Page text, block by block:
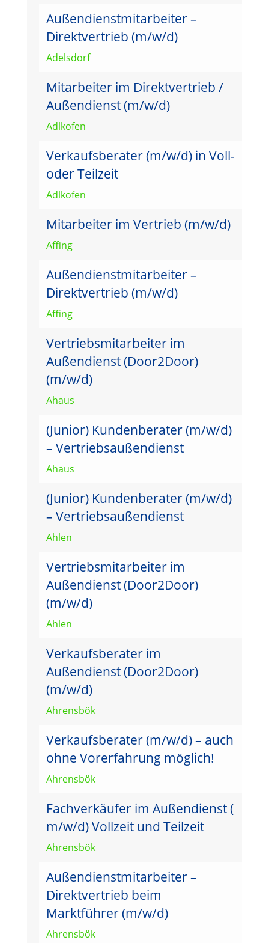
Außendienstmitarbeiter –
Direktvertrieb (m/w/d)
Adelsdorf
Mitarbeiter im Direktvertrieb /
Außendienst (m/w/d)
Adlkofen
Verkaufsberater (m/w/d) in Voll-
oder Teilzeit
Adlkofen
Mitarbeiter im Vertrieb (m/w/d)
Affing
Außendienstmitarbeiter –
Direktvertrieb (m/w/d)
Affing
Vertriebsmitarbeiter im
Außendienst (Door2Door)
(m/w/d)
Ahaus
(Junior) Kundenberater (m/w/d)
– Vertriebsaußendienst
Ahaus
(Junior) Kundenberater (m/w/d)
– Vertriebsaußendienst
Ahlen
Vertriebsmitarbeiter im
Außendienst (Door2Door)
(m/w/d)
Ahlen
Verkaufsberater im
Außendienst (Door2Door)
(m/w/d)
Ahrensbök
Verkaufsberater (m/w/d) – auch
ohne Vorerfahrung möglich!
Ahrensbök
Fachverkäufer im Außendienst (
m/w/d) Vollzeit und Teilzeit
Ahrensbök
Außendienstmitarbeiter –
Direktvertrieb beim
Marktführer (m/w/d)
Ahrensbök